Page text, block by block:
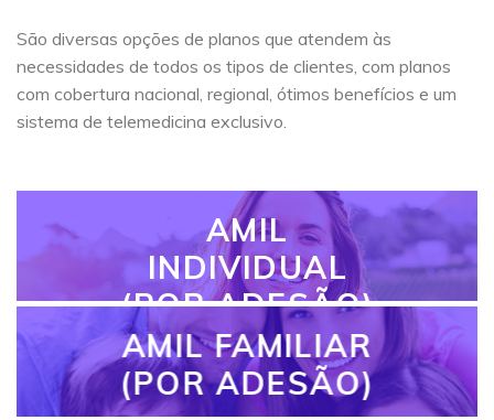
São diversas opções de planos que atendem às
necessidades de todos os tipos de clientes, com planos
com cobertura nacional, regional, ótimos benefícios e um
sistema de telemedicina exclusivo.
AMIL
INDIVIDUAL
(POR ADESÃO)
AMIL FAMILIAR
(POR ADESÃO)